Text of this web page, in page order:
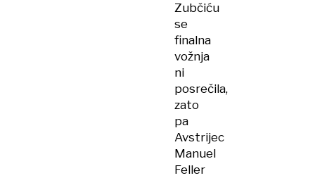
Zubčiću
se
finalna
vožnja
ni
posrečila,
zato
pa
Avstrijec
Manuel
Feller